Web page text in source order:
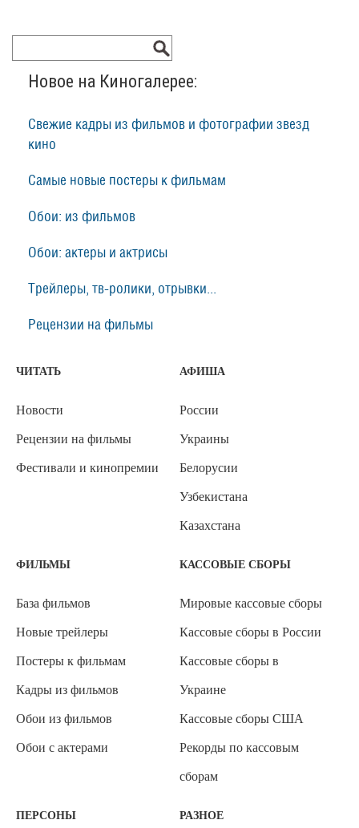
Новое на Киногалерее:
Свежие кадры из фильмов и фотографии звезд
кино
Самые новые постеры к фильмам
Обои: из фильмов
Обои: актеры и актрисы
Трейлеры, тв-ролики, отрывки...
Рецензии на фильмы
ЧИТАТЬ
Новости
Рецензии на фильмы
Фестивали и кинопремии
АФИША
России
Украины
Белорусии
Узбекистана
Казахстана
ФИЛЬМЫ
База фильмов
Новые трейлеры
Постеры к фильмам
Кадры из фильмов
Обои из фильмов
Обои с актерами
КАССОВЫЕ СБОРЫ
Мировые кассовые сборы
Кассовые сборы в России
Кассовые сборы в
Украине
Кассовые сборы США
Рекорды по кассовым
сборам
ПЕРСОНЫ РАЗНОЕ